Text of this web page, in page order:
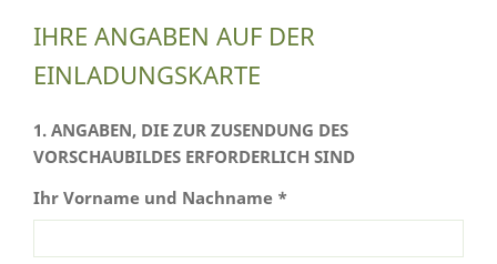
IHRE ANGABEN AUF DER
EINLADUNGSKARTE
1. ANGABEN, DIE ZUR ZUSENDUNG DES
VORSCHAUBILDES ERFORDERLICH SIND
Ihr Vorname und Nachname *